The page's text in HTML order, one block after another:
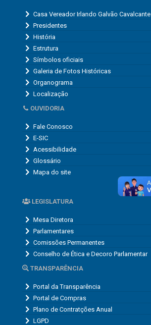
Casa Vereador Irlando Galvão Cavalcante
Presidentes
História
Estrutura
Símbolos oficiais
Galeria de Fotos Históricas
Organograma
Localização
OUVIDORIA
Fale Conosco
E-SIC
Acessibilidade
Glossário
Mapa do site
LEGISLATURA
Mesa Diretora
Parlamentares
Comissões Permanentes
Conselho de Ética e Decoro Parlamentar
TRANSPARÊNCIA
Portal da Transparência
Portal de Compras
Plano de Contratções Anual
LGPD